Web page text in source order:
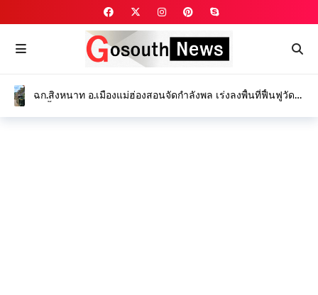
ฉก.สิงหนาท อ.เมืองแม่ฮ่องสอนจัดกำลังพล เร่งลงพื้นที่ฟื้นฟูวัด
จากเหตุน้ำป่าไหลหลาก